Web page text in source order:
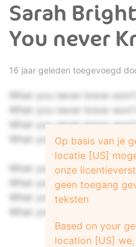
Sarah
You never
16 jaar geleden toegevoegd
What you never know
What you never know
What you never know
What you never know
What you never know
What you never know
What you never know
What you never know
Op basis van je
locatie [US]
onze
geen toegang
teksten
Based on your
location [US]